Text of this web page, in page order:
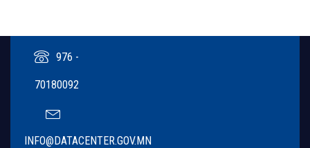
976 -
70180092
INFO@DATACENTER.GOV.MN